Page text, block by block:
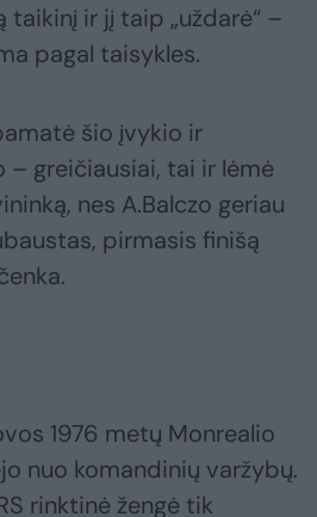
taikinį ir jį taip „uždarė“ –
pagal taisykles.
šio įvykio ir
– greičiausiai, tai ir lėmė
nes A.Balczo geriau
pirmasis finišą
1976 metų Monrealio
nuo komandinių varžybų.
rinktinė žengė tik